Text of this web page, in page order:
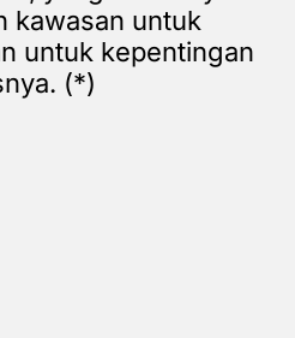
kawasan untuk
untuk kepentingan
(*)